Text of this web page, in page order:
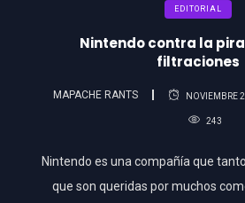
EDITORIAL
Nintendo contra la
filtraciones
MAPACHE RANTS NOVIEMBRE
243
Nintendo es una compañía que
que son queridas por muchos